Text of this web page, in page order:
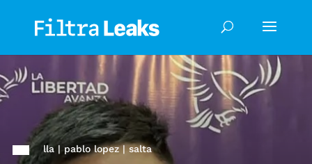
lla| pablo lopez|salta